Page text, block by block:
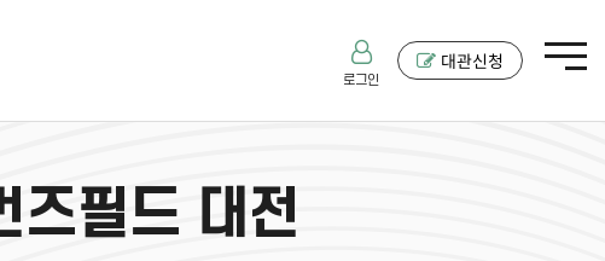
로그인
대관신청
즈필드 대전